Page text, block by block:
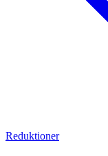
Reduktioner